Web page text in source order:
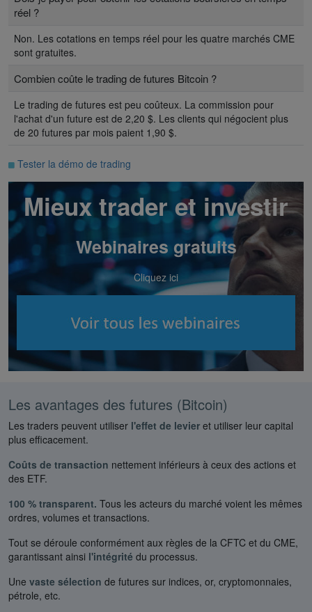
réel ?
Non. Les cotations en temps réel pour les quatre marchés CME
sont gratuites.
Combien coûte le trading de futures Bitcoin ?
Le trading de futures est peu coûteux. La commission pour
l'achat d'un future est de 2,20 $. Les clients qui négocient plus
de 20 futures par mois paient 1,90 $.
Tester la démo de trading
Mieux trader et investir
Webinaires gratuits
Cliquez ici
Les avantages des futures (Bitcoin)
Les traders peuvent utiliser l'effet de levier et utiliser leur capital
plus efficacement.
Coûts de transaction nettement inférieurs à ceux des actions et
des ETF.
100 % transparent. Tous les acteurs du marché voient les mêmes
ordres, volumes et transactions.
Tout se déroule conformément aux règles de la CFTC et du CME,
garantissant ainsi l'intégrité du processus.
Une vaste sélection de futures sur indices, or, cryptomonnaies,
pétrole, etc.